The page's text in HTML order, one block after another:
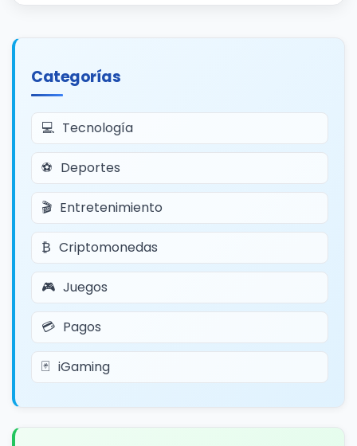
Categorías
Tecnología
Deportes
Entretenimiento
Criptomonedas
Juegos
Pagos
iGaming